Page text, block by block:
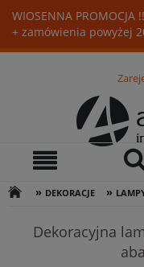
WIOSENNA PROMOCJA !!
+ zamówienia powyżej
» DEKORACJE »
Dekoracyjna